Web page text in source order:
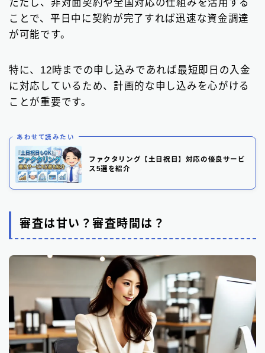
ただし、非対面契約や全国対応の仕組みを活用する
ことで、平日中に契約が完了すれば迅速な資金調達
が可能です。
特に、12時までの申し込みであれば最短即日の入金
に対応しているため、計画的な申し込みを心がける
ことが重要です。
あわせて読みたい
ファクタリング【土日祝日】対応の優良サービ
ス5選を紹介
審査は甘い？審査時間は？